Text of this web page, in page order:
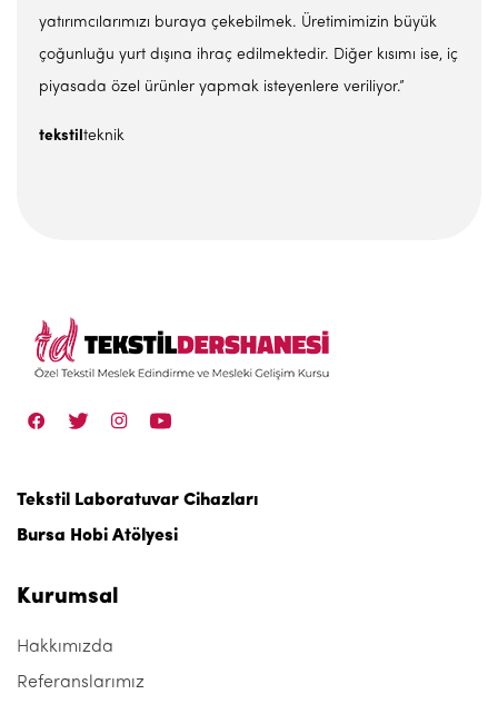
yatırımcılarımızı buraya çekebilmek. Üretimimizin büyük
çoğunluğu yurt dışına ihraç edilmektedir. Diğer kısımı ise, iç
piyasada özel ürünler yapmak isteyenlere veriliyor.”
tekstilteknik
Tekstil Laboratuvar Cihazları
Bursa Hobi Atölyesi
Kurumsal
Hakkımızda
Referanslarımız